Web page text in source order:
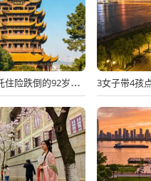
12岁重孙女托住险跌倒的92岁太爷爷